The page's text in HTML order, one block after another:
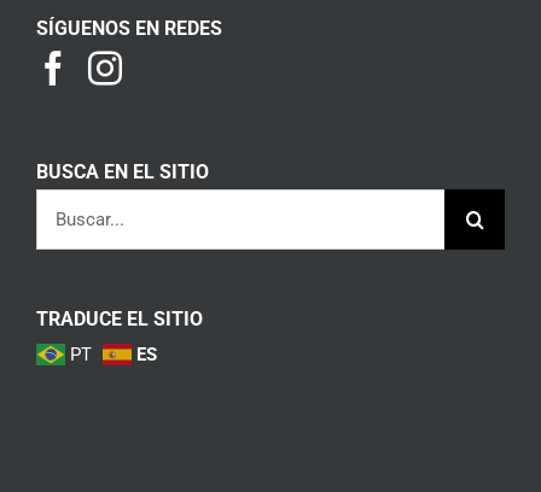
SÍGUENOS EN REDES
BUSCA EN EL SITIO
TRADUCE EL SITIO
PT ES